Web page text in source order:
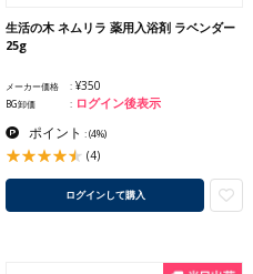
生活の木 ネムリラ 薬用入浴剤 ラベンダー
25g
メーカー価格 ¥350
BG卸価 ログイン後表示
ポイント :(4%)
(4)
ログインして購入